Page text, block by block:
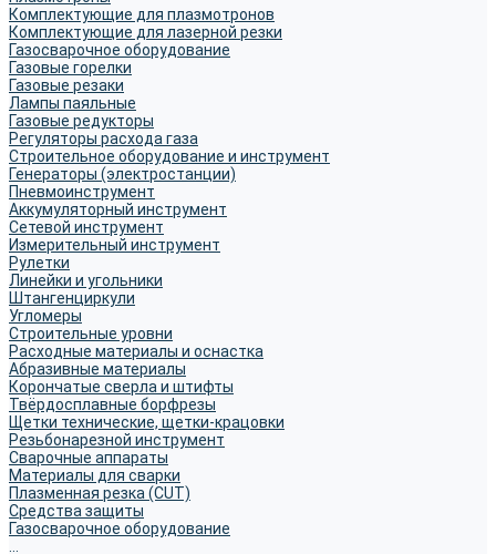
Комплектующие для плазмотронов
Комплектующие для лазерной резки
Газосварочное оборудование
Газовые горелки
Газовые резаки
Лампы паяльные
Газовые редукторы
Регуляторы расхода газа
Строительное оборудование и инструмент
Генераторы (электростанции)
Пневмоинструмент
Аккумуляторный инструмент
Сетевой инструмент
Измерительный инструмент
Рулетки
Линейки и угольники
Штангенциркули
Угломеры
Строительные уровни
Расходные материалы и оснастка
Абразивные материалы
Корончатые сверла и штифты
Твёрдосплавные борфрезы
Щетки технические, щетки-крацовки
Резьбонарезной инструмент
Сварочные аппараты
Материалы для сварки
Плазменная резка (CUT)
Средства защиты
Газосварочное оборудование